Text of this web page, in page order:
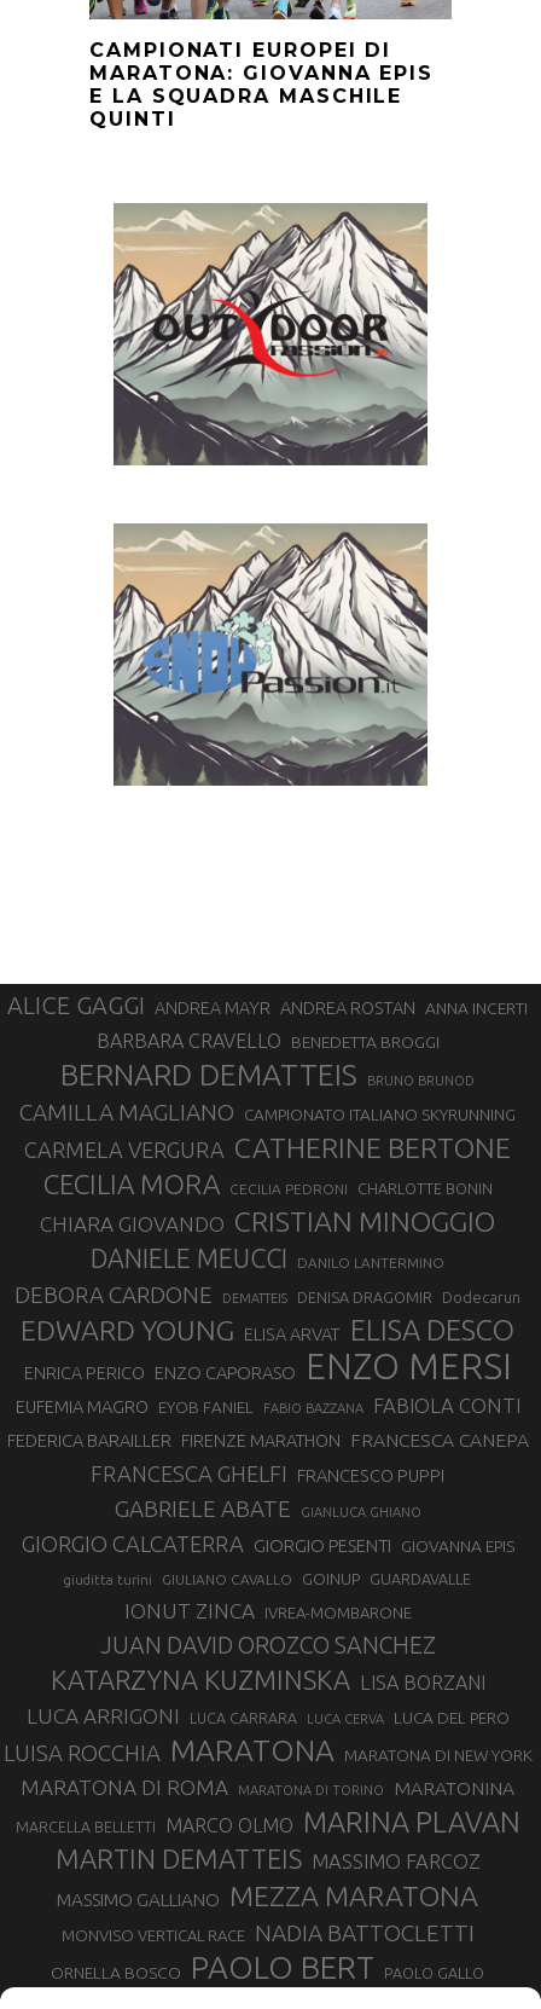
CAMPIONATI EUROPEI DI
MARATONA: GIOVANNA EPIS
E LA SQUADRA MASCHILE
QUINTI
ALICE GAGGI ANDREA MAYR ANDREA ROSTAN ANNA INCERTI
BARBARA CRAVELLO BENEDETTA BROGGI
BERNARD DEMATTEIS BRUNO BRUNOD
CAMILLA MAGLIANO CAMPIONATO ITALIANO SKYRUNNING
CARMELA VERGURA CATHERINE BERTONE
CECILIA MORA CECILIA PEDRONI CHARLOTTE BONIN
CHIARA GIOVANDO CRISTIAN MINOGGIO
DANIELE MEUCCI DANILO LANTERMINO
DEBORA CARDONE DEMATTEIS DENISA DRAGOMIR Dodecarun
EDWARD YOUNG ELISA ARVAT ELISA DESCO
ENRICA PERICO ENZO CAPORASO ENZO MERSI
EUFEMIA MAGRO EYOB FANIEL FABIO BAZZANA FABIOLA CONTI
FEDERICA BARAILLER FIRENZE MARATHON FRANCESCA CANEPA
FRANCESCA GHELFI FRANCESCO PUPPI
GABRIELE ABATE GIANLUCA GHIANO
GIORGIO CALCATERRA GIORGIO PESENTI GIOVANNA EPIS
giuditta turini GIULIANO CAVALLO GOINUP GUARDAVALLE
IONUT ZINCA IVREA-MOMBARONE
JUAN DAVID OROZCO SANCHEZ
KATARZYNA KUZMINSKA LISA BORZANI
LUCA ARRIGONI LUCA CARRARA LUCA CERVA LUCA DEL PERO
LUISA ROCCHIA MARATONA MARATONA DI NEW YORK
MARATONA DI ROMA MARATONA DI TORINO MARATONINA
MARCELLA BELLETTI MARCO OLMO MARINA PLAVAN
MARTIN DEMATTEIS MASSIMO FARCOZ
MASSIMO GALLIANO MEZZA MARATONA
MONVISO VERTICAL RACE NADIA BATTOCLETTI
ORNELLA BOSCO PAOLO BERT PAOLO GALLO